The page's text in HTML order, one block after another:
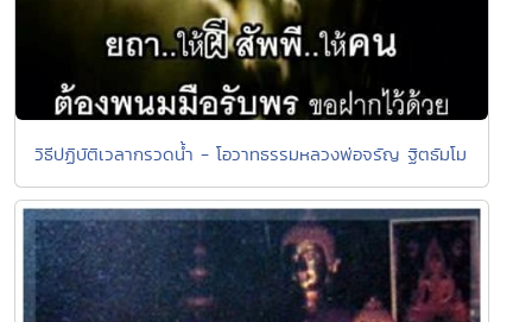
วิธีปฏิบัติเวลากรวดน้ำ - โอวาทธรรมหลวงพ่อจรัญ ฐิตธัมโม